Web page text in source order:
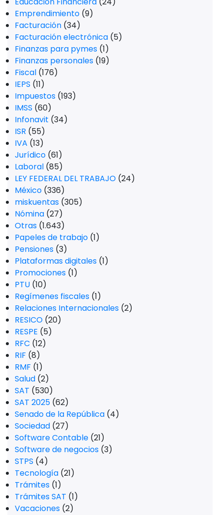
Emprendimiento (9)
Facturación (34)
Facturación electrónica (5)
Finanzas para pymes (1)
Finanzas personales (19)
Fiscal (176)
IEPS (11)
Impuestos (193)
IMSS (60)
Infonavit (34)
ISR (55)
IVA (13)
Jurídico (61)
Laboral (85)
LEY FEDERAL DEL TRABAJO (24)
México (336)
miskuentas (305)
Nómina (27)
Otras (1.643)
Papeles de trabajo (1)
Pensiones (3)
Plataformas digitales (1)
Promociones (1)
PTU (10)
Regímenes fiscales (1)
Relaciones Internacionales (2)
RESICO (20)
RESPE (5)
RFC (12)
RIF (8)
RMF (1)
Salud (2)
SAT (530)
SAT 2025 (62)
Senado de la República (4)
Sociedad (27)
Software Contable (21)
Software de negocios (3)
STPS (4)
Tecnología (21)
Trámites (1)
Trámites SAT (1)
Vacaciones (2)